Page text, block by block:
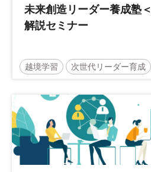
未来創造リーダー養成塾
解説セミナー
越境学習 次世代リーダー育成
日経オンラインセミナー